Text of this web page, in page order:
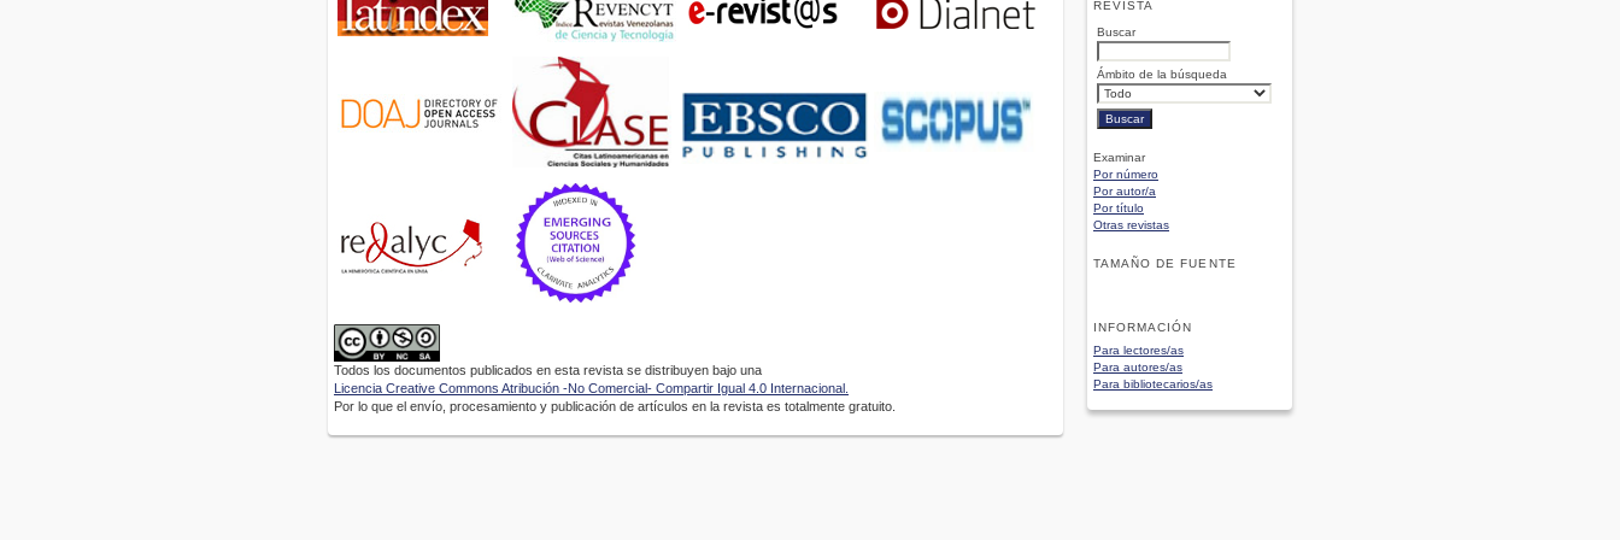
REVISTA
Buscar
Ámbito de la búsqueda
Examinar
Por número
Por autor/a
Por título
Otras revistas
TAMAÑO DE FUENTE
INFORMACIÓN
Para lectores/as
Para autores/as
Para bibliotecarios/as
Todos los documentos publicados en esta revista se distribuyen bajo una
Licencia Creative Commons Atribución -No Comercial- Compartir Igual 4.0 Internacional.
Por lo que el envío, procesamiento y publicación de artículos en la revista es totalmente gratuito.